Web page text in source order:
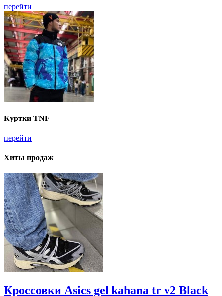
перейти
Куртки TNF
перейти
Хиты продаж
Кроссовки Asics gel kahana tr v2 Black